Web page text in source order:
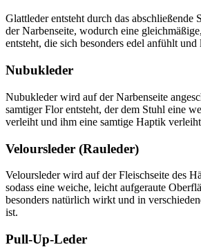
Glattleder entsteht durch das abschließende
der Narbenseite, wodurch eine
entsteht, die sich besonders edel anfühlt
Nubukleder
Nubukleder wird auf der Narbenseite
samtiger Flor entsteht, der dem Stuhl eine
verleiht und ihm eine samtige Haptik
Veloursleder (Rauleder)
Veloursleder wird auf der Fleischseite des
sodass eine weiche, leicht aufgeraute
besonders natürlich wirkt und in
ist.
Pull-Up-Leder